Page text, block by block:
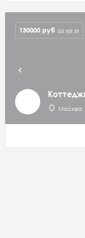
Москва
130000 руб за кв.м